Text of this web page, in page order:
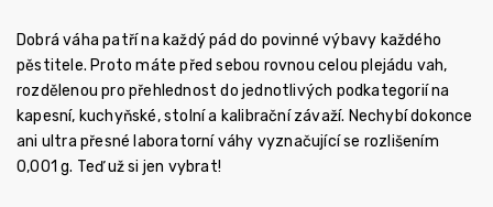
Dobrá váha patří na každý pád do povinné výbavy každého
pěstitele. Proto máte před sebou rovnou celou plejádu vah,
rozdělenou pro přehlednost do jednotlivých podkategorií na
kapesní, kuchyňské, stolní a kalibrační závaží. Nechybí dokonce
ani ultra přesné laboratorní váhy vyznačující se rozlišením
0,001 g. Teď už si jen vybrat!